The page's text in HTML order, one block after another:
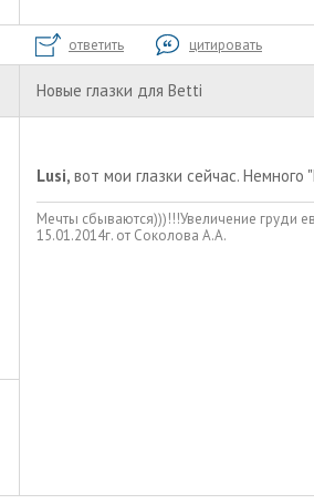
ответить цитировать
Новые глазки для Betti
Lusi, вот мои глазки сейчас.
Мечты сбываются)))!!!Увеличение груди
15.01.2014г. от Соколова А.А.